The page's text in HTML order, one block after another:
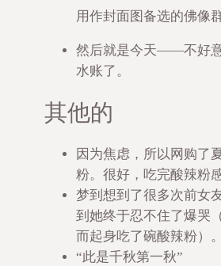
用作封面图备选的佛像
然后就是今天——不好
水账了。
其他的
因为焦虑，所以网购了
粉。很好，吃完酸辣粉
梦到想到了很多次前女
到她终于忍不住了爆哭
而起身吃了碗酸辣粉）。
“此是千秋第一秋”